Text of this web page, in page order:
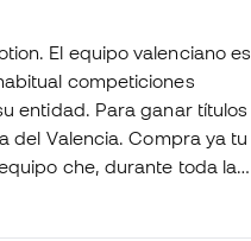
El equipo valenciano es
competiciones
entidad. Para ganar títulos
del Valencia. Compra ya tu
che, durante toda la